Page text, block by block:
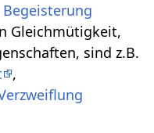
Begeisterung
Gleichmütigkeit,
sind z.B.
,